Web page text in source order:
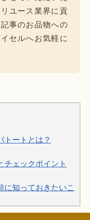
ユース業界に貢
事のお品物への
セルへお気軽に
トートとは？
ェックポイント
知っておきたいこ